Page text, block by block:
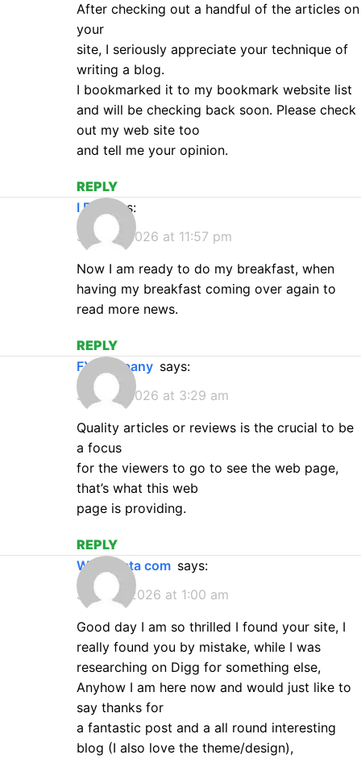
After checking out a handful of the articles on
your
site, I seriously appreciate your technique of
writing a blog.
I bookmarked it to my bookmark website list
and will be checking back soon. Please check
out my web site too
and tell me your opinion.
REPLY
I FX
says:
July 18, 2026 at 11:57 pm
Now I am ready to do my breakfast, when
having my breakfast coming over again to
read more news.
REPLY
FX company says:
July 19, 2026 at 3:29 am
Quality articles or reviews is the crucial to be
a focus
for the viewers to go to see the web page,
that’s what this web
page is providing.
REPLY
www octa com says:
July 20, 2026 at 1:00 am
Good day I am so thrilled I found your site, I
really found you by mistake, while I was
researching on Digg for something else,
Anyhow I am here now and would just like to
say thanks for
a fantastic post and a all round interesting
blog (I also love the theme/design),